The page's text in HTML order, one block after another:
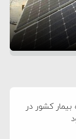
به دلیل کمکروایتی
بیمار کشور در